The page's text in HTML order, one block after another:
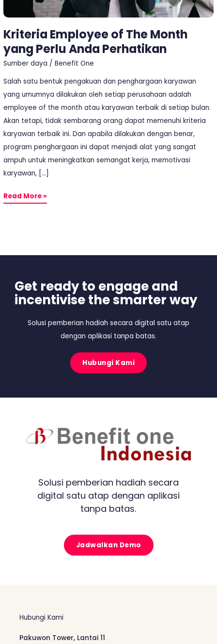
Kriteria Employee of The Month
yang Perlu Anda Perhatikan
Sumber daya /Benefit One
Salah satu bentuk pengakuan dan penghargaan karyawan
yang umumnya dilakukan oleh setiap perusahaan adalah
employee of the month atau karyawan terbaik di setiap bulan.
Akan tetapi, tidak sembarang orang dapat memenuhi kriteria
karyawan terbaik ini. Dan apabila dilakukan dengan benar,
program penghargaan ini dapat menjadi alat yang sangat
ampuh untuk meningkatkan semangat kerja, memotivasi
karyawan, […]
Perhatikan
Read More »
Get ready to engage and
incentivise the smarter way
Solusi pemberian hadiah secara digital satu atap
dengan aplikasi tanpa batas.
Hubungi Kami
Solusi pemberian hadiah secara
digital satu atap dengan aplikasi
tanpa batas.
Jadwalkan Demo
Hubungi Kami
Pakuwon Tower, Lantai 11